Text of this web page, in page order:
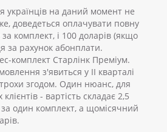
українців на даний момент не
доведеться оплачувати повну
за комплект, і 100 доларів (якщо
за рахунок абонплати.
комплект Старлінк Преміум.
з'явиться у II кварталі
згодом. Один нюанс, для
- вартість складає 2,5
за один комплект, а щомісячний